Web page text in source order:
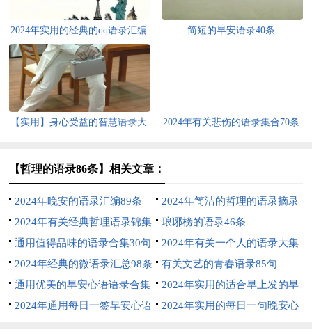
2024年实用的经典的qq语录汇编
50条
简短的早安语录40条
【实用】身心受益的智慧语录大
2024年有关悲伤的语录集合70条
【哲理的语录86条】相关文章：
2024年晚安的语录汇编89条
2024年简洁的哲理的语录摘录
90条
2024年有关经典哲理语录锦集
75句
琅琊榜的语录46条
通用值得品味的语录合集30句
2024年有关一个人的语录大集
合55句
2024年经典的微语录汇总98条
有关文艺的青春语录85句
通用优美的早安心语语录合集
40句
2024年实用的适合早上发的早
安心语语录汇总60句
2024年通用每日一签早安心语
2024年实用的每日一句晚安心